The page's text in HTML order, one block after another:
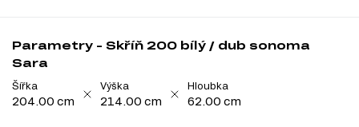
Parametry - Skříň 200 bílý / dub sonoma
Sara
Šířka
204.00 cm
Výška
214.00 cm
Hloubka
62.00 cm